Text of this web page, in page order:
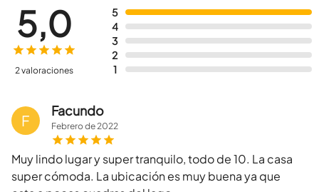
5
4
3
2
1
5,0
2 valoraciones
F
Facundo
Febrerode2022
Muy lindo lugar y super tranquilo, todo de 10. La casa
super cómoda. La ubicación es muy buena ya que